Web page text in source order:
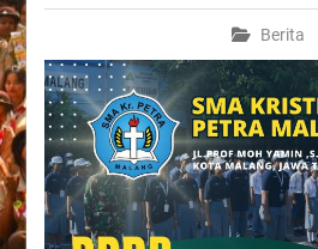
Berita